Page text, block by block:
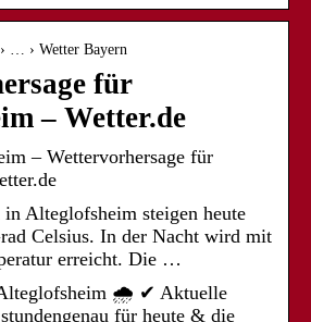
… › Wetter Bayern
für
– Wetter.de
– Wettervorhersage für
Alteglofsheim steigen heute
Celsius. In der Nacht wird mit
erreicht. Die …
🌧️ ✔ Aktuelle
für heute & die